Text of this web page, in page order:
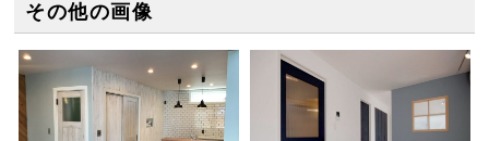
その他の画像